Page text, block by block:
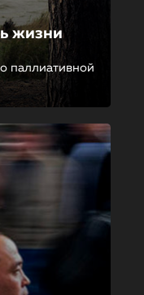
жизни
паллиативной